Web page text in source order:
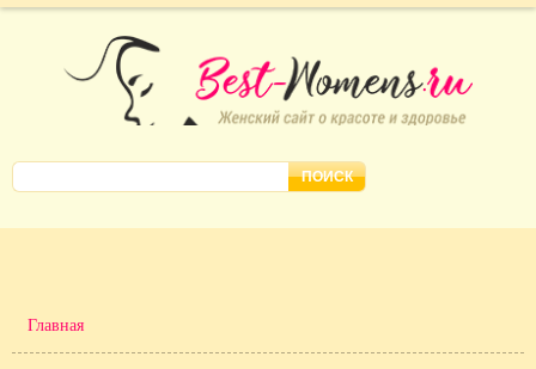
Главная